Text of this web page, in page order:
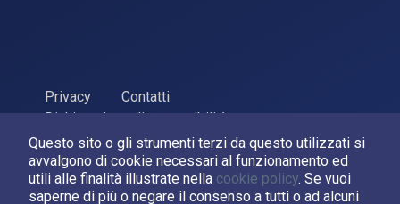
Questo sito o gli strumenti terzi da questo utilizzati si
avvalgono di cookie necessari al funzionamento ed
utili alle finalità illustrate nella cookie policy. Se vuoi
saperne di più o negare il consenso a tutti o ad alcuni
Privacy
Contatti
Dichiarazione di accessibilità
ASI Agenzia Spaziale Italiana, 2026. P.Iva 03638121008
Sviluppato daLPM